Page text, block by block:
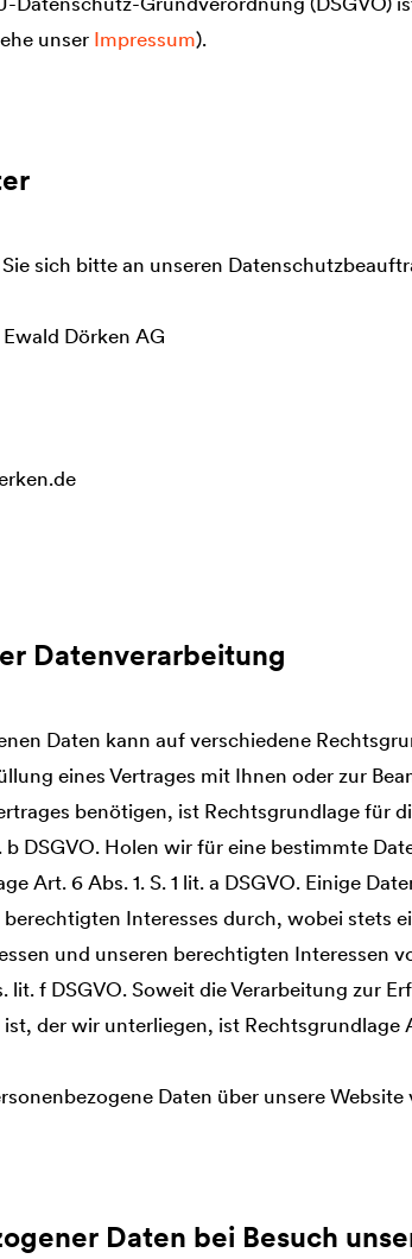
unser Impressum).
sich bitte an unseren
Dörken AG
Datenverarbeitung
Daten kann auf verschiedene
eines Vertrages mit Ihnen oder zur
benötigen, ist Rechtsgrundlage für
b DSGVO. Holen wir für eine bestimmte
Art. 6 Abs. 1. S. 1 lit. a DSGVO. Einige
Interesses durch, wobei stets
und unseren berechtigten Interessen
f DSGVO. Soweit die Verarbeitung zur
der wir unterliegen, ist Rechtsgrundlage
Daten über unsere Website
Daten bei Besuch